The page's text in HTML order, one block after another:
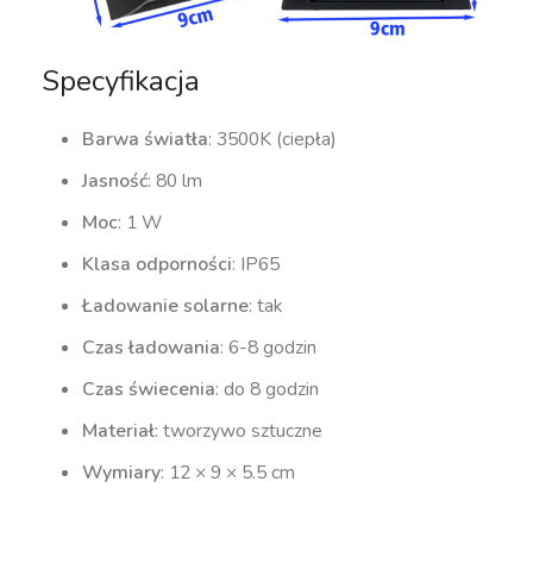
Specyfikacja
Barwa światła: 3500K (ciepła)
Jasność: 80 lm
Moc: 1 W
Klasa odporności: IP65
Ładowanie solarne: tak
Czas ładowania: 6-8 godzin
Czas świecenia: do 8 godzin
Materiał: tworzywo sztuczne
Wymiary: 12 × 9 × 5.5 cm